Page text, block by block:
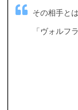
その相手とは
「ヴォルフ